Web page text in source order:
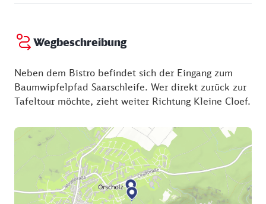
Wegbeschreibung
Neben dem Bistro befindet sich der Eingang zum
Baumwipfelpfad Saarschleife. Wer direkt zurück zur
Tafeltour möchte, zieht weiter Richtung Kleine Cloef.